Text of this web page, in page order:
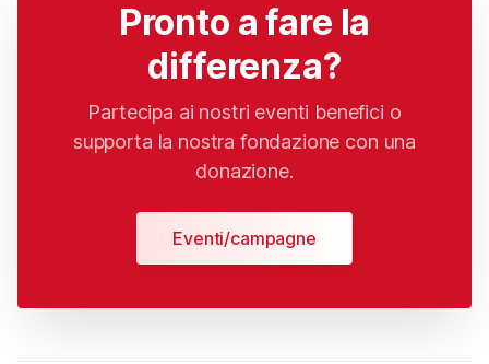
Pronto a fare la
differenza?
Partecipa ai nostri eventi benefici o
supporta la nostra fondazione con una
donazione.
Eventi/campagne